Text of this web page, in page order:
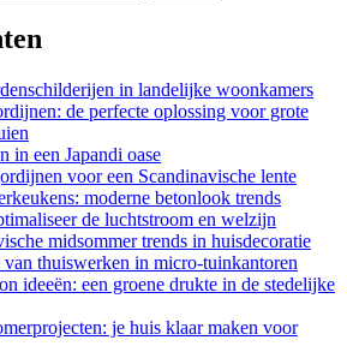
in landelijke woonkamers
de perfecte oplossing voor grote
in een Japandi oase
voor een Scandinavische lente
moderne betonlook trends
de luchtstroom en welzijn
midsommer trends in huisdecoratie
thuiswerken in micro-tuinkantoren
ideeën: een groene drukte in de stedelijke
je huis klaar maken voor